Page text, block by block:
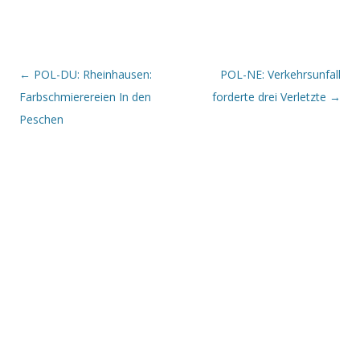
Beitrags-Navigation
← POL-DU: Rheinhausen:
Farbschmierereien In den
Peschen
POL-NE: Verkehrsunfall
forderte drei Verletzte →